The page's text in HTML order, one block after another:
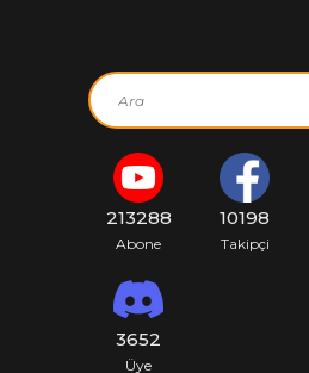
213288
Abone
10198
Takipçi
3652
Üye